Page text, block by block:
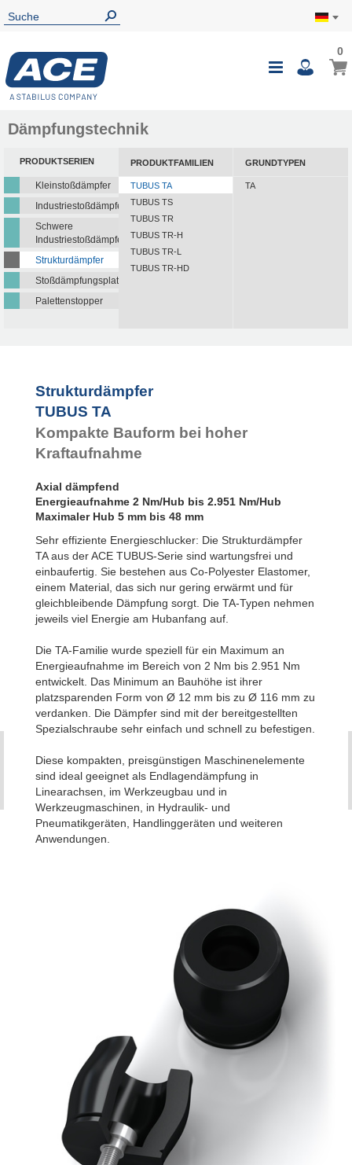
0
Dämpfungstechnik
PRODUKTSERIEN
Kleinstoßdämpfer
Industriestoßdämpfer
Schwere
Industriestoßdämpfer
Strukturdämpfer
Stoßdämpfungsplatten
Palettenstopper
PRODUKTFAMILIEN
TUBUS TA
TUBUS TS
TUBUS TR
TUBUS TR-H
TUBUS TR-L
TUBUS TR-HD
GRUNDTYPEN
TA
Strukturdämpfer
TUBUS TA
Kompakte Bauform bei hoher
Kraftaufnahme
Axial dämpfend
Energieaufnahme 2 Nm/Hub bis 2.951 Nm/Hub
Maximaler Hub 5 mm bis 48 mm
Sehr effiziente Energieschlucker: Die Strukturdämpfer
TA aus der ACE TUBUS-Serie sind wartungsfrei und
einbaufertig. Sie bestehen aus Co-Polyester Elastomer,
einem Material, das sich nur gering erwärmt und für
gleichbleibende Dämpfung sorgt. Die TA-Typen nehmen
jeweils viel Energie am Hubanfang auf.
Die TA-Familie wurde speziell für ein Maximum an
Energieaufnahme im Bereich von 2 Nm bis 2.951 Nm
entwickelt. Das Minimum an Bauhöhe ist ihrer
platzsparenden Form von Ø 12 mm bis zu Ø 116 mm zu
verdanken. Die Dämpfer sind mit der bereitgestellten
Spezialschraube sehr einfach und schnell zu befestigen.
Diese kompakten, preisgünstigen Maschinenelemente
sind ideal geeignet als Endlagendämpfung in
Linearachsen, im Werkzeugbau und in
Werkzeugmaschinen, in Hydraulik- und
Pneumatikgeräten, Handlinggeräten und weiteren
Anwendungen.